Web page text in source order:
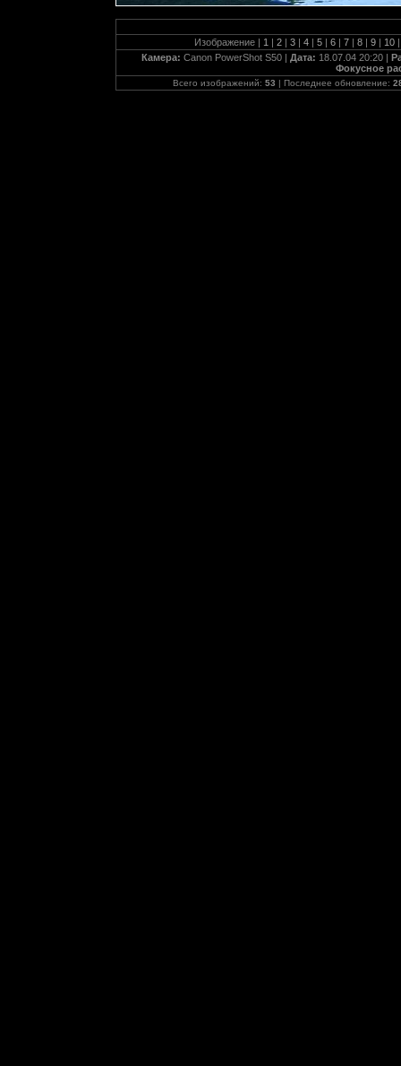
Изображение | 1 | 2 | 3 | 4 | 5 | 6 | 7 | 8 | 9 | 10 |
Камера: Canon PowerShot S50 | Дата: 18.07.04 20:20 |
Фокусное
Всего изображений: 53 | Последнее обновление: